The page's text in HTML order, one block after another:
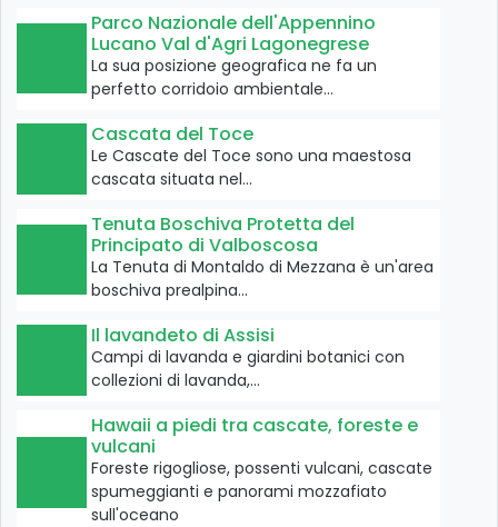
Parco Nazionale dell'Appennino
Lucano Val d'Agri Lagonegrese
La sua posizione geografica ne fa un
perfetto corridoio ambientale…
Cascata del Toce
Le Cascate del Toce sono una maestosa
cascata situata nel…
Tenuta Boschiva Protetta del
Principato di Valboscosa
La Tenuta di Montaldo di Mezzana è un'area
boschiva prealpina…
Il lavandeto di Assisi
Campi di lavanda e giardini botanici con
collezioni di lavanda,…
Hawaii a piedi tra cascate, foreste e
vulcani
Foreste rigogliose, possenti vulcani, cascate
spumeggianti e panorami mozzafiato
sull'oceano